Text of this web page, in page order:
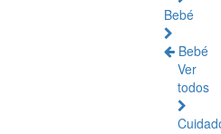
Bebé
Bebé
Ver
todos